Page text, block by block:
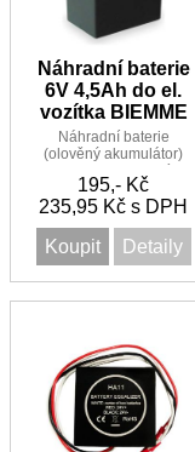
Náhradní baterie
6V 4,5Ah do el.
vozítka BIEMME
Náhradní baterie
(olověný akumulátor)
BIEMME
195,- Kč
235,95 Kč s DPH
Koupit
Detaily